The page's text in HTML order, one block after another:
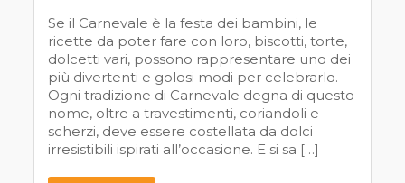
Se il Carnevale è la festa dei bambini, le
ricette da poter fare con loro, biscotti, torte,
dolcetti vari, possono rappresentare uno dei
più divertenti e golosi modi per celebrarlo.
Ogni tradizione di Carnevale degna di questo
nome, oltre a travestimenti, coriandoli e
scherzi, deve essere costellata da dolci
irresistibili ispirati all’occasione. E si sa […]